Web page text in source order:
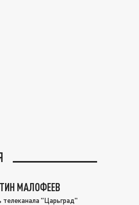
МАЛОФЕЕВ
телеканала "Царьград"